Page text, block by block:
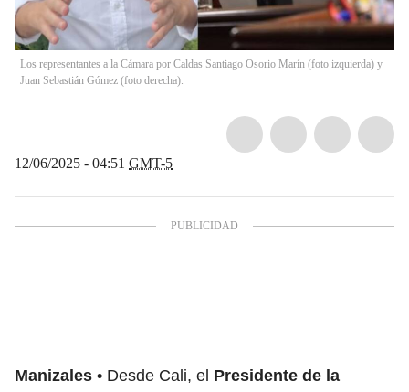
Los representantes a la Cámara por Caldas Santiago Osorio Marín (foto izquierda) y
Juan Sebastián Gómez (foto derecha).
12/06/2025 - 04:51 GMT-5
Manizales Desde Cali, el Presidente de la